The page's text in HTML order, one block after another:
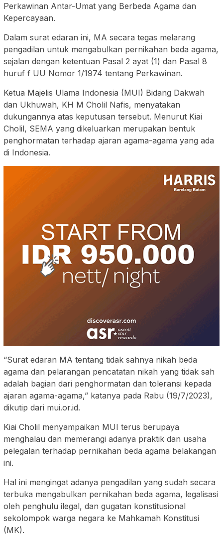
Perkawinan Antar-Umat yang Berbeda Agama dan
Kepercayaan.
Dalam surat edaran ini, MA secara tegas melarang
pengadilan untuk mengabulkan pernikahan beda agama,
sejalan dengan ketentuan Pasal 2 ayat (1) dan Pasal 8
huruf f UU Nomor 1/1974 tentang Perkawinan.
Ketua Majelis Ulama Indonesia (MUI) Bidang Dakwah
dan Ukhuwah, KH M Cholil Nafis, menyatakan
dukungannya atas keputusan tersebut. Menurut Kiai
Cholil, SEMA yang dikeluarkan merupakan bentuk
penghormatan terhadap ajaran agama-agama yang ada
di Indonesia.
“Surat edaran MA tentang tidak sahnya nikah beda
agama dan pelarangan pencatatan nikah yang tidak sah
adalah bagian dari penghormatan dan toleransi kepada
ajaran agama-agama,” katanya pada Rabu (19/7/2023),
dikutip dari mui.or.id.
Kiai Cholil menyampaikan MUI terus berupaya
menghalau dan memerangi adanya praktik dan usaha
pelegalan terhadap pernikahan beda agama belakangan
ini.
Hal ini mengingat adanya pengadilan yang sudah secara
terbuka mengabulkan pernikahan beda agama, legalisasi
oleh penghulu ilegal, dan gugatan konstitusional
sekolompok warga negara ke Mahkamah Konstitusi
(MK).